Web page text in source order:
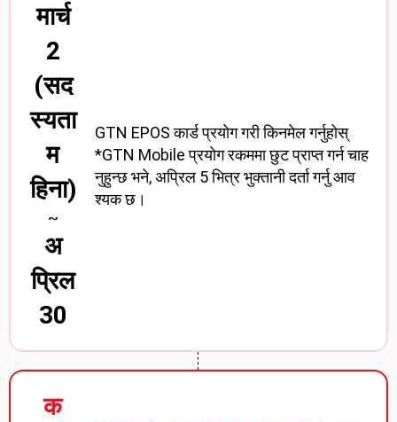
मार्च
2
(सद
स्यता
म
हिना)
~
अ
प्रिल
30
GTN EPOS कार्ड प्रयोग गरी किनमेल गर्नुहोस्
*GTN Mobile प्रयोग रकममा छुट प्राप्त गर्न चाह
नुहुन्छ भने, अप्रिल 5 भित्र भुक्तानी दर्ता गर्नु आव
श्यक छ।
क